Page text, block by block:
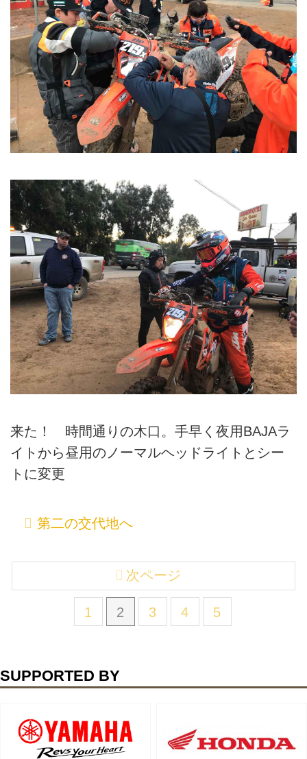
来た！ 時間通りの木口。手早く夜用BAJAラ
イトから昼用のノーマルヘッドライトとシー
トに変更
第二の交代地へ
1 2 3 4 5
次ページ
SUPPORTED BY